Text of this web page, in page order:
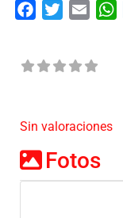
FacebookTwitterEmail
Sin valoraciones
Fotos